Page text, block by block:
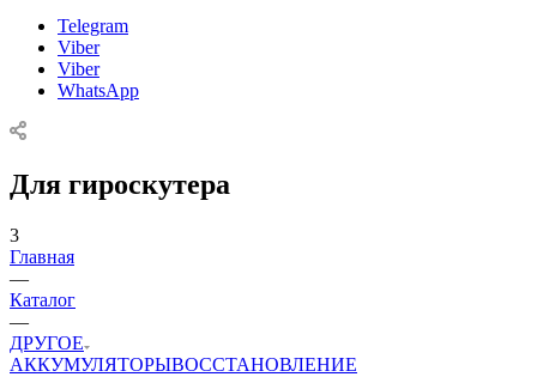
Telegram
Viber
Viber
WhatsApp
Для гироскутера
3
Главная
—
Каталог
—
ДРУГОЕ
АККУМУЛЯТОРЫВОССТАНОВЛЕНИЕ